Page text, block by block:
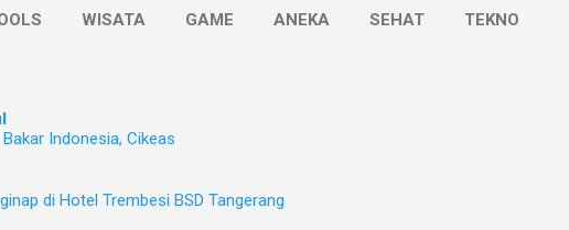
WISATA GAME ANEKA SEHAT TEKNO
Indonesia, Cikeas
di Hotel Trembesi BSD Tangerang